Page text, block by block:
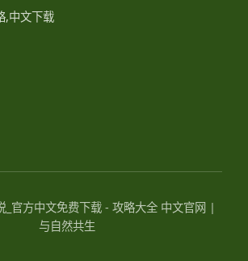
,中文下载
官方中文免费下载 - 攻略大全 中文官网 |
与自然共生